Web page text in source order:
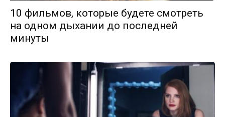
10 фильмов, которые будете смотреть
на одном дыхании до последней
минуты